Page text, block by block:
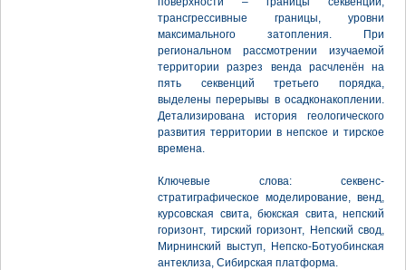
трансгрессивные границы, уровни
максимального затопления. При
региональном рассмотрении изучаемой
территории разрез венда расчленён на
пять секвенций третьего порядка,
выделены перерывы в осадконакоплении.
Детализирована история геологического
развития территории в непское и тирское
времена.
Ключевые слова: секвенс-
стратиграфическое моделирование, венд,
курсовская свита, бюкская свита, непский
горизонт, тирский горизонт, Непский свод,
Мирнинский выступ, Непско-Ботуобинская
антеклиза, Сибирская платформа.